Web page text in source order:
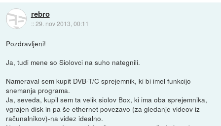
rebro
::29. nov 2013, 00:11
Pozdravljeni!
Ja, tudi mene so Siolovci na suho nategnili.
Nameraval sem kupit DVB-T/C sprejemnik, ki bi imel funkcijo
snemanja programa.
Ja, seveda, kupil sem ta velik siolov Box, ki ima oba sprejemnika,
vgrajen disk in pa še ethernet povezavo (za gledanje videov iz
računalnikov)-na videz idealno.